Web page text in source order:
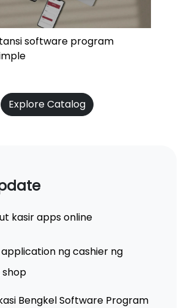
software program
Explore Catalog
kasir apps online
ng cashier ng
Bengkel Software Program